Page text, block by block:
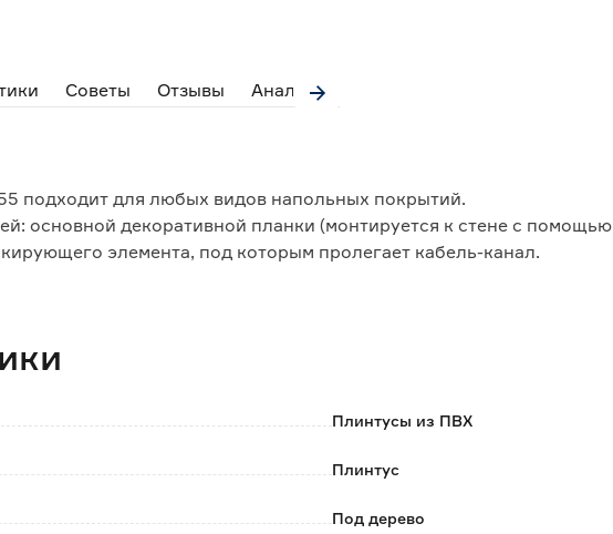
Советы Отзывы Аналоги
подходит для любых видов напольных покрытий.
основной декоративной планки (монтируется к стене с помощью
элемента, под которым пролегает кабель-канал.
попадание пыли и влаги под плинтус.
воздействиям и истиранию;
Плинтусы из ПВХ
Плинтус
Под дерево